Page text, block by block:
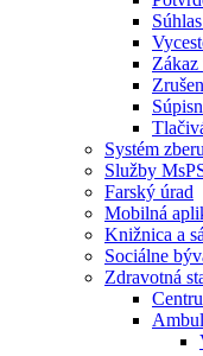
Systém
Služby
Farský úrad
Mobilná
Knižnica a
Sociálne
Zdravotná